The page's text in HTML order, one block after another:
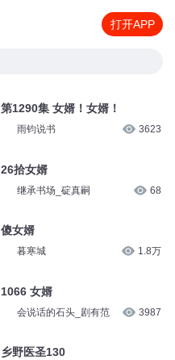
打开APP
第1290集 女婿！女婿！
雨钧说书 3623
26拾女婿
继承书场_碇真嗣 68
傻女婿
暮寒城 1.8万
1066 女婿
会说话的石头_剧有范 3987
乡野医圣130